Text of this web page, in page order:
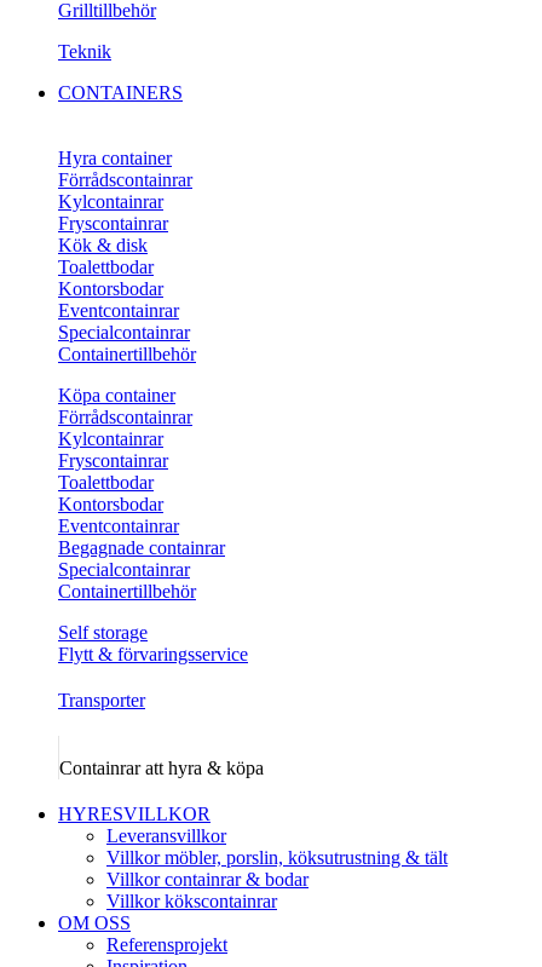
Grilltillbehör
Teknik
CONTAINERS
Hyra container
Förrådscontainrar
Kylcontainrar
Fryscontainrar
Kök & disk
Toalettbodar
Kontorsbodar
Eventcontainrar
Specialcontainrar
Containertillbehör
Köpa container
Förrådscontainrar
Kylcontainrar
Fryscontainrar
Toalettbodar
Kontorsbodar
Eventcontainrar
Begagnade containrar
Specialcontainrar
Containertillbehör
Self storage
Flytt & förvaringsservice
Transporter
Containrar att hyra & köpa
HYRESVILLKOR
Leveransvillkor
Villkor möbler, porslin, köksutrustning & tält
Villkor containrar & bodar
Villkor kökscontainrar
OM OSS
Referensprojekt